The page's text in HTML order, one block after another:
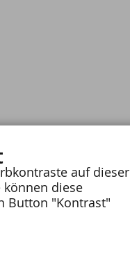
auf dieser
können diese
Button "Kontrast"